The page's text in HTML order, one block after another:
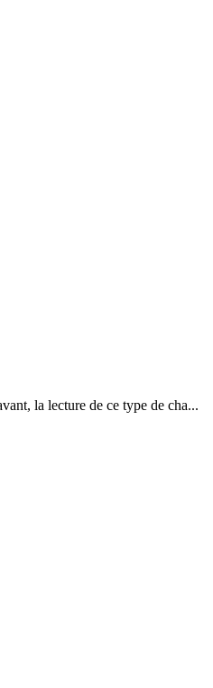
la lecture de ce type de cha...